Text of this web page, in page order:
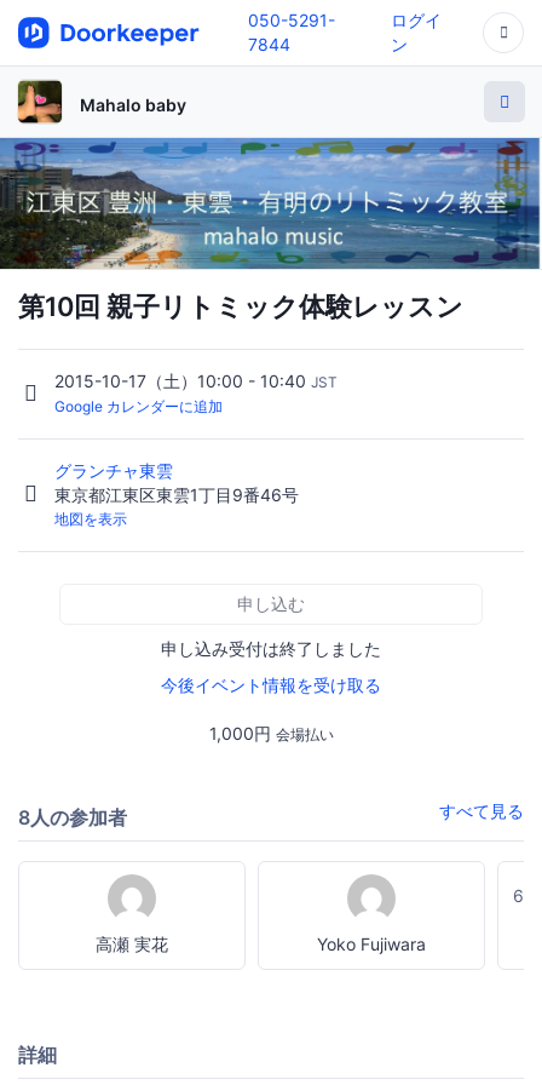
050-5291-
7844
ログイ
ン
Mahalo baby
第10回 親子リトミック体験レッスン
2015-10-17（土）10:00 - 10:40 JST
Google カレンダーに追加
グランチャ東雲
東京都江東区東雲1丁目9番46号
地図を表示
申し込む
申し込み受付は終了しました
今後イベント情報を受け取る
1,000円 会場払い
8人の参加者 すべて見る
高瀬 実花 Yoko Fujiwara
6
詳細